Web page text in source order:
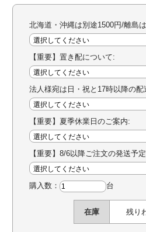
北海道・沖縄は別途1500円/離島
【重要】置き配について:
法人様宛は日・祝と17時以降の
【重要】夏季休業日のご案内:
【重要】8/6以降ご注文の発送予
購入数： 台
在庫 残り